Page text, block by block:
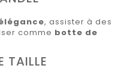
, assister à des
comme botte de
TAILLE